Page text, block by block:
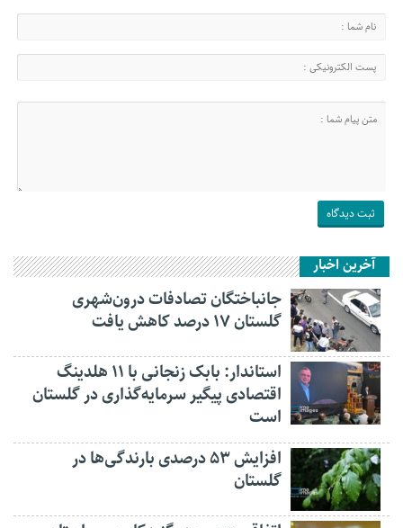
آخرین اخبار
جانباختگان تصادفات درون‌شهری
گلستان ۱۷ درصد کاهش یافت
استاندار: بابک زنجانی با ۱۱ هلدینگ
اقتصادی پیگیر سرمایه‌گذاری در گلستان
است
افزایش ۵۳ درصدی بارندگی‌ها در
گلستان